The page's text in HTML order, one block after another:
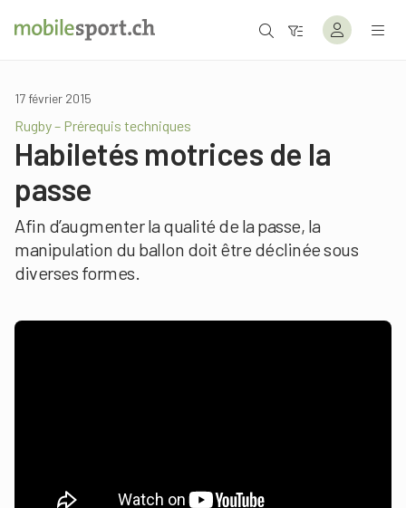
17 février 2015
Rugby – Prérequis techniques
Habiletés motrices de la
passe
Afin d’augmenter la qualité de la passe, la
manipulation du ballon doit être déclinée sous
diverses formes.